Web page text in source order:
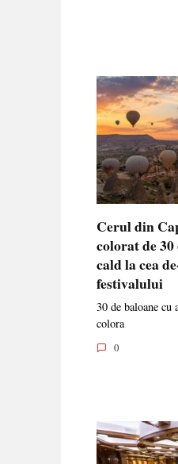
Cerul din
colorat de
cald la cea
festivalului
30 de baloane cu
colora
0